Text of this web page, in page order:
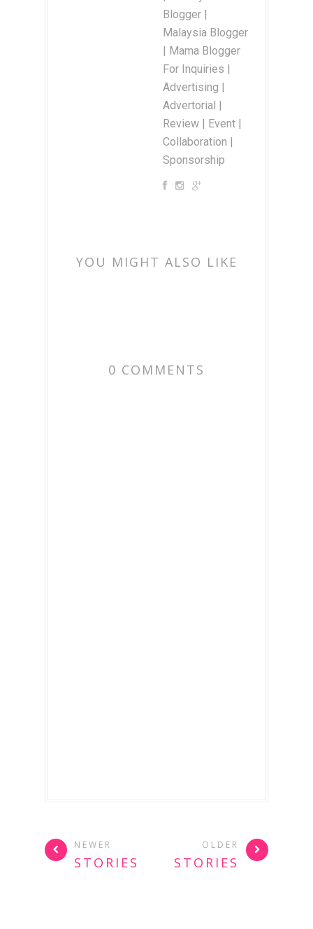
Blogger |
Malaysia Blogger
| Mama Blogger
For Inquiries |
Advertising |
Advertorial |
Review | Event |
Collaboration |
Sponsorship
YOU MIGHT ALSO LIKE
0 COMMENTS
NEWER
STORIES
OLDER
STORIES